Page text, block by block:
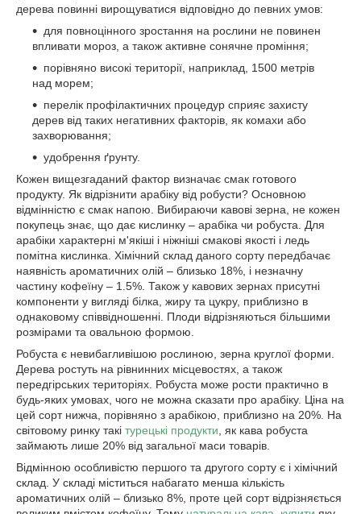
дерева повинні вирощуватися відповідно до певних умов:
для повноцінного зростання на рослини не повинен
впливати мороз, а також активне сонячне проміння;
порівняно високі території, наприклад, 1500 метрів
над морем;
перелік профілактичних процедур сприяє захисту
дерев від таких негативних факторів, як комахи або
захворювання;
удобрення ґрунту.
Кожен вищезгаданий фактор визначає смак готового
продукту. Як відрізнити арабіку від робусти? Основною
відмінністю є смак напою. Вибираючи кавові зерна, не кожен
покупець знає, що дає кислинку – арабіка чи робуста. Для
арабіки характерні м'якіші і ніжніші смакові якості і ледь
помітна кислинка. Хімічний склад даного сорту передбачає
наявність ароматичних олій – близько 18%, і незначну
частину кофеїну – 1.5%. Також у кавових зернах присутні
компоненти у вигляді білка, жиру та цукру, приблизно в
однаковому співвідношенні. Плоди відрізняються більшими
розмірами та овальною формою.
Робуста є невибагливішою рослиною, зерна круглої форми.
Дерева ростуть на рівнинних місцевостях, а також
передгірських територіях. Робуста може рости практично в
будь-яких умовах, чого не можна сказати про арабіку. Ціна на
цей сорт нижча, порівняно з арабікою, приблизно на 20%. На
світовому ринку такі турецькі продукти , як кава робуста
займають лише 20% від загальної маси товарів.
Відмінною особливістю першого та другого сорту є і хімічний
склад. У складі міститься набагато менша кількість
ароматичних олій – близько 8%, проте цей сорт відрізняється